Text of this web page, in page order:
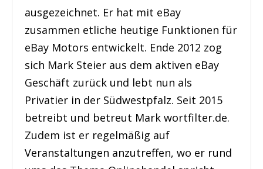
ausgezeichnet. Er hat mit eBay
zusammen etliche heutige Funktionen für
eBay Motors entwickelt. Ende 2012 zog
sich Mark Steier aus dem aktiven eBay
Geschäft zurück und lebt nun als
Privatier in der Südwestpfalz. Seit 2015
betreibt und betreut Mark wortfilter.de.
Zudem ist er regelmäßig auf
Veranstaltungen anzutreffen, wo er rund